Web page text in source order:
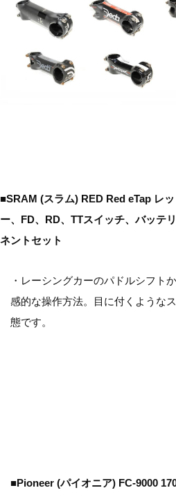
■SRAM (スラム) RED Red eTap レ
ー、FD、RD、TTスイッチ、バッテ
ネントセット
・レーシングカーのパドルシフト
感的な操作方法。目に付くような
態です。
■Pioneer (パイオニア) FC-9000